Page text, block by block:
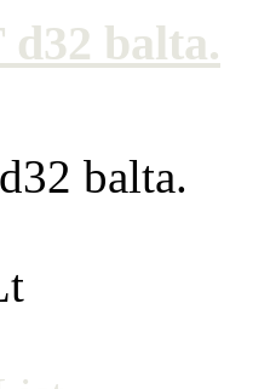
balta.
balta.